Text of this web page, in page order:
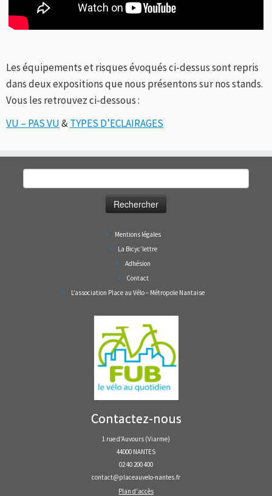
Les équipements et risques évoqués ci-dessus sont repris
dans deux expositions que nous présentons sur nos stands.
Vous les retrouvez ci-dessous :
VU – PAS VU&TYPES D’ECLAIRAGES
Mentions légales
La Bicyc’lettre
Adhésion
Contact
L’association Place au Vélo – Métropole Nantaise
Contactez-nous
1 rue d'Auvours (Viarme)
44000 NANTES
02 40 200 400
contact@placeauvelo-nantes.fr
Plan d'accès